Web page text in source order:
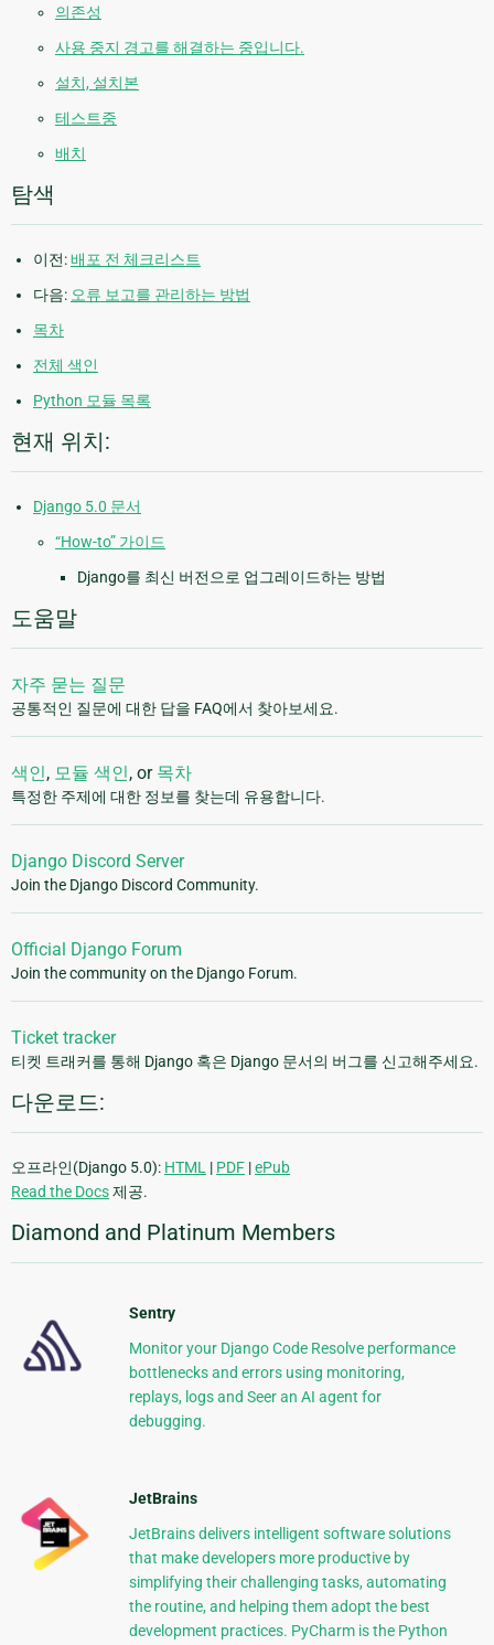
의존성
사용 중지 경고를 해결하는 중입니다.
설치, 설치본
테스트중
배치
탐색
이전:배포 전 체크리스트
다음: 오류 보고를 관리하는 방법
목차
전체 색인
Python 모듈 목록
현재 위치:
Django 5.0 문서
“How-to” 가이드
Django를 최신 버전으로 업그레이드하는 방법
도움말
자주 묻는 질문
공통적인 질문에 대한 답을 FAQ에서 찾아보세요.
색인, 모듈 색인, or 목차
특정한 주제에 대한 정보를 찾는데 유용합니다.
Django Discord Server
Join the Django Discord Community.
Official Django Forum
Join the community on the Django Forum.
Ticket tracker
티켓 트래커를 통해 Django 혹은 Django 문서의 버그를 신고해주세요.
다운로드:
오프라인(Django 5.0): HTML | PDF |ePub
Read the Docs제공.
Diamond and Platinum Members
Sentry
Monitor your Django Code Resolve performance
bottlenecks and errors using monitoring,
replays, logs and Seer an AI agent for
debugging.
JetBrains
JetBrains delivers intelligent software solutions
that make developers more productive by
simplifying their challenging tasks, automating
the routine, and helping them adopt the best
development practices. PyCharm is the Python